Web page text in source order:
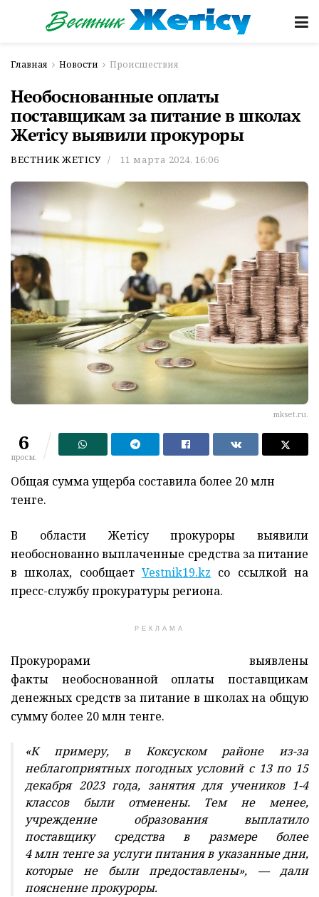
Главная Новости Происшествия
Необоснованные оплаты
поставщикам за питание в школах
Жетісу выявили прокуроры
ВЕСТНИК ЖЕТІСУ 11 марта 2024, 16:06
mkset.ru.
6
просм.
Общая сумма ущерба составила более 20 млн
тенге.
В области Жетісу прокуроры выявили
необоснованно выплаченные средства за питание
в школах, сообщает Vestnik19.kz со ссылкой на
пресс-службу прокуратуры региона.
РЕКЛАМА
Прокурорами выявлены
факты необоснованной оплаты поставщикам
денежных средств за питание в школах на общую
сумму более 20 млн тенге.
«К примеру, в Коксуском районе из-за
неблагоприятных погодных условий с 13 по 15
декабря 2023 года, занятия для учеников 1-4
классов были отменены. Тем не менее,
учреждение образования выплатило
поставщику средства в размере более
4 млн тенге за услуги питания в указанные дни,
которые не были предоставлены», — дали
пояснение прокуроры.